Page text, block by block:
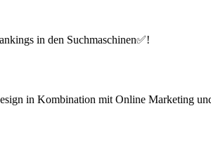
in den Suchmaschinen✅!
in Kombination mit Online Marketing